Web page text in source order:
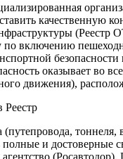
качественную
по включению
оказывает во
движения),
полные и
агентство